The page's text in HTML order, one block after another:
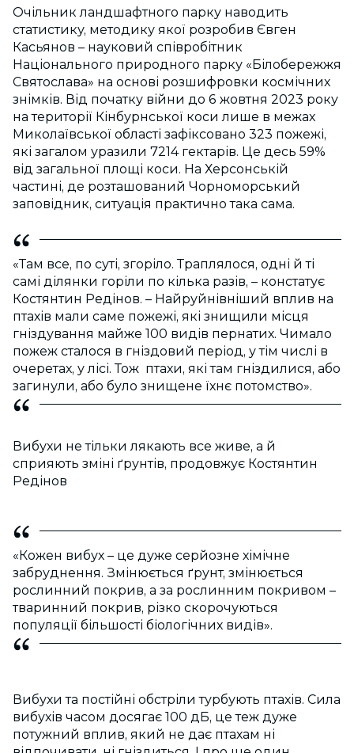
Очільник ландшафтного парку наводить
статистику, методику якої розробив Євген
Касьянов – науковий співробітник
Національного природного парку «Білобережжя
Святослава» на основі розшифровки космічних
знімків. Від початку війни до 6 жовтня 2023 року
на території Кінбурнської коси лише в межах
Миколаївської області зафіксовано 323 пожежі,
які загалом уразили 7214 гектарів. Це десь 59%
від загальної площі коси. На Херсонській
частині, де розташований Чорноморський
заповідник, ситуація практично така сама.
«Там все, по суті, згоріло. Траплялося, одні й ті
самі ділянки горіли по кілька разів, – констатує
Костянтин Редінов. – Найруйнівніший вплив на
птахів мали саме пожежі, які знищили місця
гніздування майже 100 видів пернатих. Чимало
пожеж сталося в гніздовий період, у тім числі в
очеретах, у лісі. Тож птахи, які там гніздилися, або
загинули, або було знищене їхнє потомство».
Вибухи не тільки лякають все живе, а й
сприяють зміні ґрунтів, продовжує Костянтин
Редінов
«Кожен вибух – це дуже серйозне хімічне
забруднення. Змінюється ґрунт, змінюється
рослинний покрив, а за рослинним покривом –
тваринний покрив, різко скорочуються
популяції більшості біологічних видів».
Вибухи та постійні обстріли турбують птахів. Сила
вибухів часом досягає 100 дБ, це теж дуже
потужний вплив, який не дає птахам ні